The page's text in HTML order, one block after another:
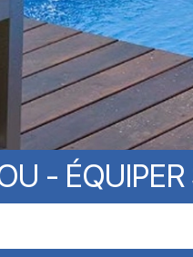
- ÉQUIPER